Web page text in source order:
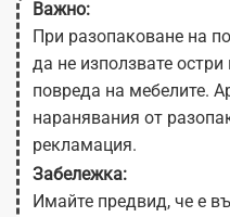
Важно:
При разопаковане на
да не използвате
повреда на мебелите.
наранявания от
рекламация.
Забележка:
Имайте предвид, че е